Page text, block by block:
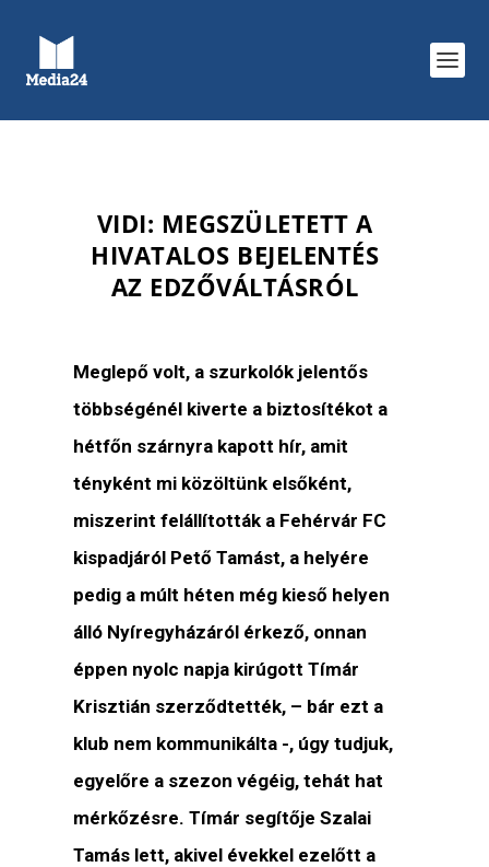
VIDI: MEGSZÜLETETT A
HIVATALOS BEJELENTÉS
AZ EDZŐVÁLTÁSRÓL
Meglepő volt, a szurkolók jelentős
többségénél kiverte a biztosítékot a
hétfőn szárnyra kapott hír, amit
tényként mi közöltünk elsőként,
miszerint felállították a Fehérvár FC
kispadjáról Pető Tamást, a helyére
pedig a múlt héten még kieső helyen
álló Nyíregyházáról érkező, onnan
éppen nyolc napja kirúgott Tímár
Krisztián szerződtették, – bár ezt a
klub nem kommunikálta -, úgy tudjuk,
egyelőre a szezon végéig, tehát hat
mérkőzésre. Tímár segítője Szalai
Tamás lett, akivel évekkel ezelőtt a